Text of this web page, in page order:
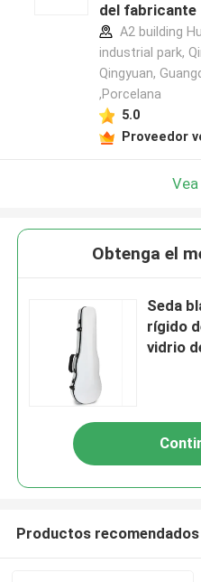
del fabricante
A2 building
industrial park,
Qingyuan,
,Porcelana
5.0
Proveedor
Obtenga el
Seda
rígido
vidrio
Productos recomendados